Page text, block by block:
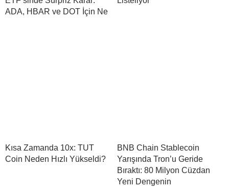
ADA, HBAR ve DOT İçin Ne
Kısa Zamanda 10x: TUT
Coin Neden Hızlı Yükseldi?
BNB Chain Stablecoin
Yarışında Tron’u Geride
Bıraktı: 80 Milyon Cüzdan
Yeni Dengenin